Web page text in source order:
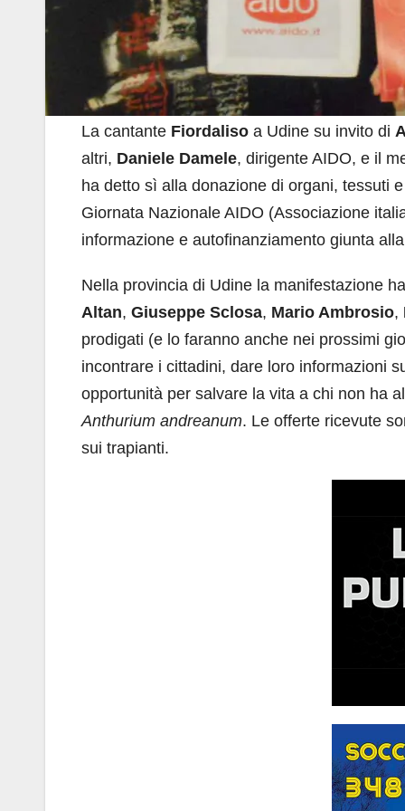
La cantante Fiordaliso a Udine su invito di
altri, Daniele Damele, dirigente AIDO, e il
ha detto sì alla donazione di organi, tessuti
Giornata Nazionale AIDO (Associazione
informazione e autofinanziamento giunta
Nella provincia di Udine la manifestazione
Altan, Giuseppe Sclosa, Mario Ambrosio,
prodigati (e lo faranno anche nei prossimi
incontrare i cittadini, dare loro informazioni
opportunità per salvare la vita a chi non ha
Anthurium andreanum. Le offerte ricevute
sui trapianti.